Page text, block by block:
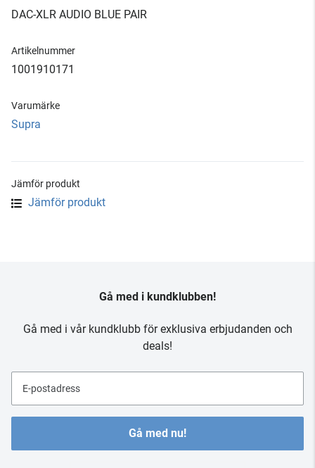
DAC-XLR AUDIO BLUE PAIR
Artikelnummer
1001910171
Varumärke
Supra
Jämför produkt
Jämför produkt
Gå med i kundklubben!
Gå med i vår kundklubb för exklusiva erbjudanden och
deals!
E-postadress
Gå med nu!